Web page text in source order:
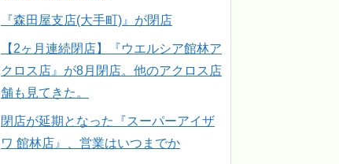
『森田屋支店(大手町)』が閉店
【2ヶ月連続閉店】『ウエルシア館林ア
クロス店』が8月閉店。他のアクロス店
舗も見てきた。
閉店が延期となった『スーパーアイザ
ワ 館林店』、営業はいつまでか